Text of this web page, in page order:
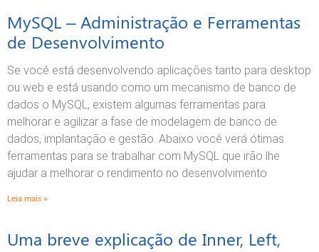
MySQL – Administração e Ferramentas
de Desenvolvimento
Se você está desenvolvendo aplicações tanto para desktop
ou web e está usando como um mecanismo de banco de
dados o MySQL, existem algumas ferramentas para
melhorar e agilizar a fase de modelagem de banco de
dados, implantação e gestão. Abaixo você verá ótimas
ferramentas para se trabalhar com MySQL que irão lhe
ajudar a melhorar o rendimento no desenvolvimento
Leia mais »
Uma breve explicação de Inner, Left,